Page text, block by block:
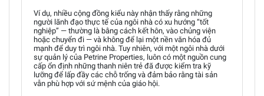
Ví dụ, nhiều cộng đồng kiểu này nhận thấy rằng những
người lãnh đạo thực tế của ngôi nhà có xu hướng “tốt
nghiệp” — thường là bằng cách kết hôn, vào chủng viện
hoặc chuyển đi — và không để lại một nền văn hóa đủ
mạnh để duy trì ngôi nhà. Tuy nhiên, với một ngôi nhà dưới
sự quản lý của Petrine Properties, luôn có một nguồn cung
cấp ổn định những thanh niên trẻ đã được kiểm tra kỹ
lưỡng để lấp đầy các chỗ trống và đảm bảo rằng tài sản
vẫn phù hợp với sứ mệnh của giáo hội.